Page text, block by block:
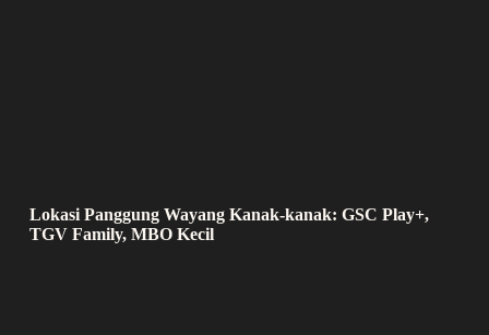
Lokasi Panggung Wayang Kanak-kanak: GSC Play+,
TGV Family, MBO Kecil